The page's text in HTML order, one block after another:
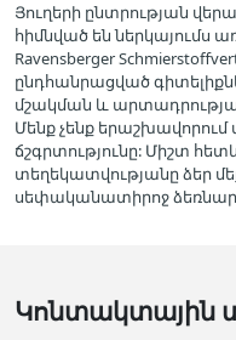
Յուղերի ընտրության
հիմնված են ներկայումս
Ravensberger
ընդհանրացված
մշակման և
Մենք չենք
ճշգրտությունը: Միշտ
տեղեկատվությանը ձեր
սեփականատիրոջ
Կոնտակտային